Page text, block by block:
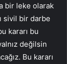
bir leke olarak
sivil bir darbe
kararı bu
değilsin
Bu kararı